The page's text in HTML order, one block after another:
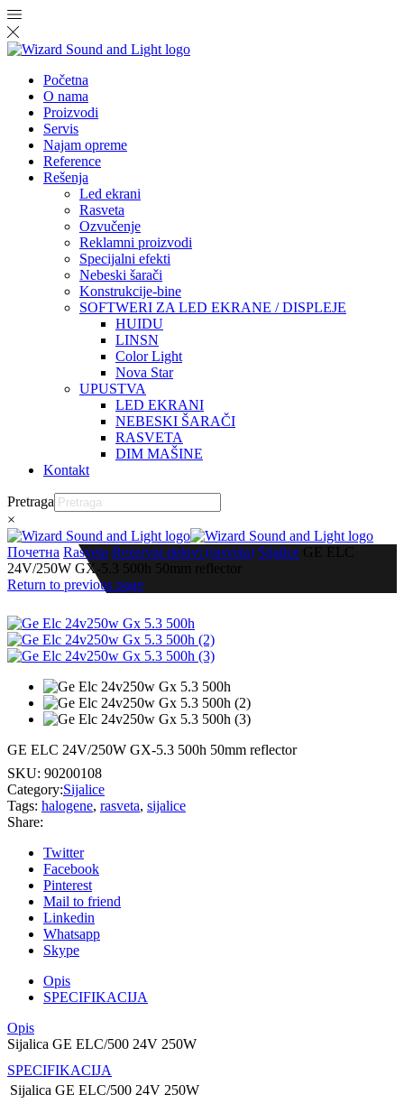
Početna
O nama
Proizvodi
Servis
Najam opreme
Reference
Rešenja
Led ekrani
Rasveta
Ozvučenje
Reklamni proizvodi
Specijalni efekti
Nebeski šarači
Konstrukcije-bine
SOFTWERI ZA LED EKRANE / DISPLEJE
HUIDU
LINSN
Color Light
Nova Star
UPUSTVA
LED EKRANI
NEBESKI ŠARAČI
RASVETA
DIM MAŠINE
Kontakt
Pretraga
×
Почетна Rasveta Rezervni delovi (rasveta) Sijalice GE ELC
24V/250W GX-5.3 500h 50mm reflector
Return to previous page
GE ELC 24V/250W GX-5.3 500h 50mm reflector
SKU: 90200108
Category:Sijalice
Tags: halogene, rasveta, sijalice
Share:
Twitter
Facebook
Pinterest
Mail to friend
Linkedin
Whatsapp
Skype
Opis
SPECIFIKACIJA
Opis
Sijalica GE ELC/500 24V 250W
SPECIFIKACIJA
Sijalica GE ELC/500 24V 250W